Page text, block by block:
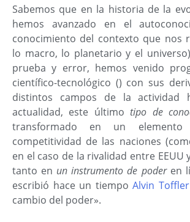
Sabemos que en la historia de la
hemos avanzado en el
conocimiento del contexto que nos
lo macro, lo planetario y el
prueba y error, hemos venido
científico-tecnológico () con sus
distintos campos de la actividad
actualidad, este últimotipo de
transformado en un
competitividad de las naciones
en el caso de la rivalidad entre EEUU
tanto en un instrumento de poderen
escribió hace un tiempoAlvin Toffler
cambio del poder».